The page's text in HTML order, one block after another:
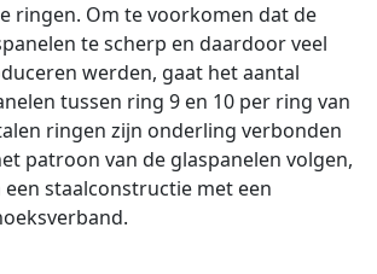
ringen. Om te voorkomen dat de
te scherp en daardoor veel
werden, gaat het aantal
tussen ring 9 en 10 per ring van
ringen zijn onderling verbonden
patroon van de glaspanelen volgen,
staalconstructie met een